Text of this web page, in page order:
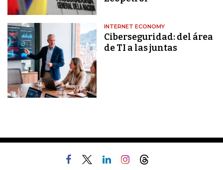
INTERNET ECONOMY
Ciberseguridad: del área
de TI a las juntas